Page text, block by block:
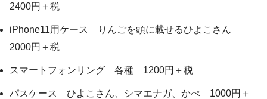
2400円＋税
iPhone11用ケース りんごを頭に載せるひよこさん
2000円＋税
スマートフォンリング 各種 1200円＋税
パスケース ひよこさん、シマエナガ、かぺ 1000円＋